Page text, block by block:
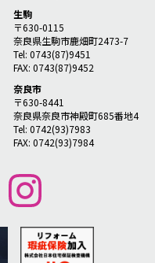
生駒
〒630-0115
奈良県生駒市鹿畑町2473-7
Tel: 0743(87)9451
FAX: 0743(87)9452
奈良市
〒630-8441
奈良県奈良市神殿町685番地4
Tel: 0742(93)7983
FAX: 0742(93)7984